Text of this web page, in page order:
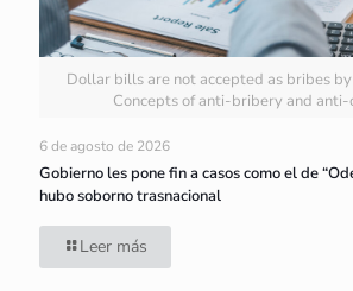
Dollar bills are not accepted as bribes
Concepts of anti-bribery and
6 de agosto de 2026
Gobierno les pone fin a casos como el de
hubo soborno trasnacional
Leer más